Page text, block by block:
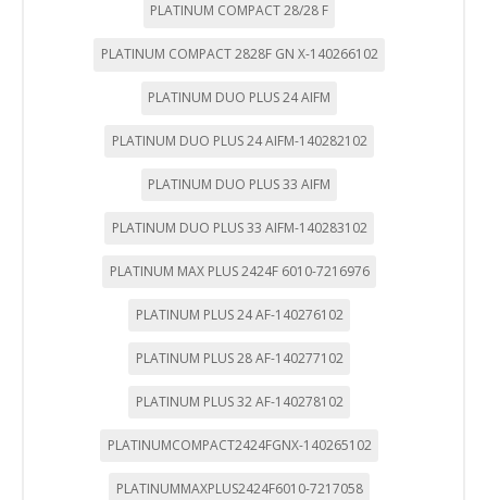
PLATINUM COMPACT 28/28 F
PLATINUM COMPACT 2828F GN X-140266102
PLATINUM DUO PLUS 24 AIFM
PLATINUM DUO PLUS 24 AIFM-140282102
PLATINUM DUO PLUS 33 AIFM
PLATINUM DUO PLUS 33 AIFM-140283102
PLATINUM MAX PLUS 2424F 6010-7216976
PLATINUM PLUS 24 AF-140276102
PLATINUM PLUS 28 AF-140277102
PLATINUM PLUS 32 AF-140278102
PLATINUMCOMPACT2424FGNX-140265102
PLATINUMMAXPLUS2424F6010-7217058
política de cookies